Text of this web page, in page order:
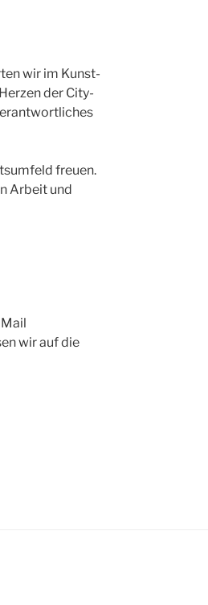
wir im Kunst-
der City-
freuen.
Arbeit und
wir auf die